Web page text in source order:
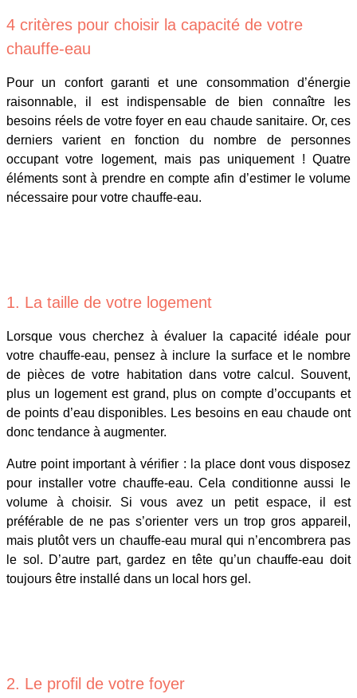
4 critères pour choisir la capacité de votre
chauffe-eau
Pour un confort garanti et une consommation d’énergie
raisonnable, il est indispensable de bien connaître les
besoins réels de votre foyer en eau chaude sanitaire. Or, ces
derniers varient en fonction du nombre de personnes
occupant votre logement, mais pas uniquement ! Quatre
éléments sont à prendre en compte afin d’estimer le volume
nécessaire pour votre chauffe-eau.
1. La taille de votre logement
Lorsque vous cherchez à évaluer la capacité idéale pour
votre chauffe-eau, pensez à inclure la surface et le nombre
de pièces de votre habitation dans votre calcul. Souvent,
plus un logement est grand, plus on compte d’occupants et
de points d’eau disponibles. Les besoins en eau chaude ont
donc tendance à augmenter.
Autre point important à vérifier : la place dont vous disposez
pour installer votre chauffe-eau. Cela conditionne aussi le
volume à choisir. Si vous avez un petit espace, il est
préférable de ne pas s’orienter vers un trop gros appareil,
mais plutôt vers un chauffe-eau mural qui n’encombrera pas
le sol. D’autre part, gardez en tête qu’un chauffe-eau doit
toujours être installé dans un local hors gel.
2. Le profil de votre foyer